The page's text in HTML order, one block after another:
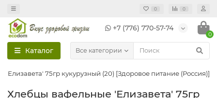
0 0
+7 (776) 770-57-74
0
Каталог Все категории
'Елизавета' 75гр кукурузный (20) [Здоровое питание (Россия)]
Хлебцы вафельные 'Елизавета' 75гр